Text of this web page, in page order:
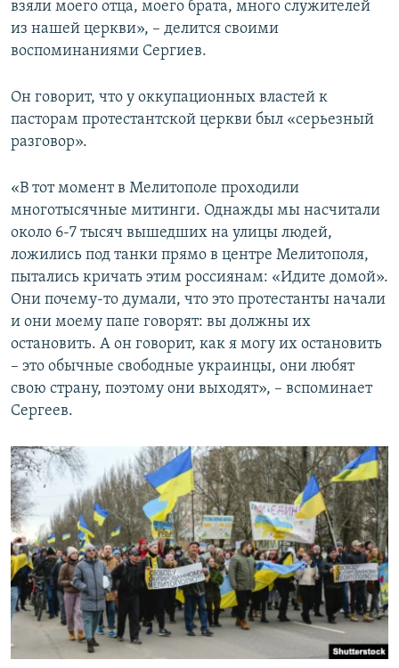
взяли моего отца, моего брата, много служителей
из нашей церкви», – делится своими
воспоминаниями Сергиев.
Он говорит, что у оккупационных властей к
пасторам протестантской церкви был «серьезный
разговор».
«В тот момент в Мелитополе проходили
многотысячные митинги. Однажды мы насчитали
около 6-7 тысяч вышедших на улицы людей,
ложились под танки прямо в центре Мелитополя,
пытались кричать этим россиянам: «Идите домой».
Они почему-то думали, что это протестанты начали
и они моему папе говорят: вы должны их
остановить. А он говорит, как я могу их остановить
– это обычные свободные украинцы, они любят
свою страну, поэтому они выходят», – вспоминает
Сергеев.